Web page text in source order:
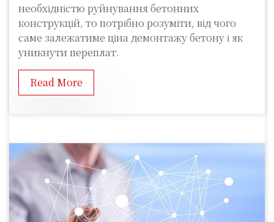
необхідністю руйнування бетонних
конструкцій, то потрібно розуміти, від чого
саме залежатиме ціна демонтажу бетону і як
уникнути переплат.
Read More